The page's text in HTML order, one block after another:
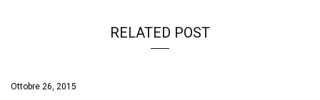
RELATED POST
Ottobre 26, 2015